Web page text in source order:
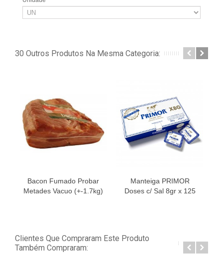
30 Outros Produtos Na Mesma Categoria:
Bacon Fumado Probar
Metades Vacuo (+-1.7kg)
Manteiga PRIMOR
Doses c/ Sal 8gr x 125
Clientes Que Compraram Este Produto
Também Compraram: